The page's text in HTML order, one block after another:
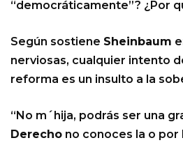
“democráticamente”? ¿Por
Según sostiene Sheinbaum
nerviosas, cualquier intento
reforma es un insulto a la
“No m´hija, podrás ser una
Derecho no conoces la o por